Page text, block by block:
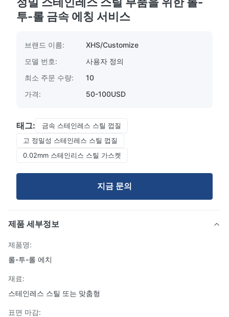
투-롤 금속 에칭 서비스
브랜드 이름:
XHS/Customize
모델 번호:
사용자 정의
최소 주문 수량:
10
가격:
50-100USD
태그:
금속 스테인레스 스틸 껍질
고 정밀성 스테인레스 스틸 껍질
0.02mm 스테인리스 스틸 가스켓
지금 문의
제품 세부정보
제품명:
롤-투-롤 에치
재료:
스테인레스 스틸 또는 맞춤형
표면 마감: